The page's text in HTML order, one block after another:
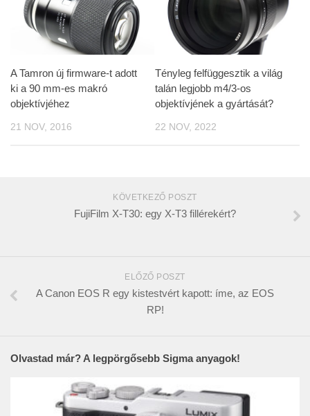
A Tamron új firmware-t adott
ki a 90 mm-es makró
objektívjéhez
21 NOV, 2016
Tényleg felfüggesztik a világ
talán legjobb m4/3-os
objektívjének a gyártását?
22 NOV, 2022
KÖVETKEZŐ POSZT
FujiFilm X-T30: egy X-T3 fillérekért?
ELŐZŐ POSZT
A Canon EOS R egy kistestvért kapott: íme, az EOS
RP!
Olvastad már? A legpörgősebb Sigma anyagok!